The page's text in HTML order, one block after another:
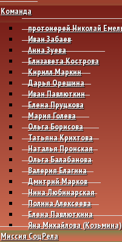
Команда
протоиерей Николай
Иван Забаев
Анна Зуева
Елизавета Кострова
Кирилл Маркин
Дарья Орешина
Иван Павлюткин
Елена Пруцкова
Мария Голева
Ольга Борисова
Татьяна Крихтова
Наталья Пронская
Ольга Балабанова
Валерия Елагина
Дмитрий Марков
Нина Любинарская
Полина Алексеева
Елена Павлюткина
Яна Михайлова (Козьмина)
Миссия СоцРела